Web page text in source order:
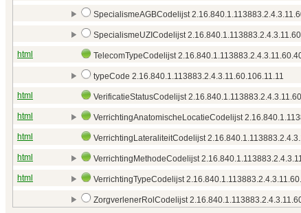
SpecialismeAGBCodelijst
SpecialismeUZICodelijst
html TelecomTypeCodelijst
typeCode 2.16.840.1.113883.2.4.3.11.60.106.11.11
html VerificatieStatusCodelijst
html VerrichtingAnatomischeLocatieCodelijst
html VerrichtingLateraliteitCodelijst
html VerrichtingMethodeCodelijst
html VerrichtingTypeCodelijst
ZorgverlenerRolCodelijst